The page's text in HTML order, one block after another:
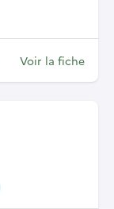
Voir la fiche